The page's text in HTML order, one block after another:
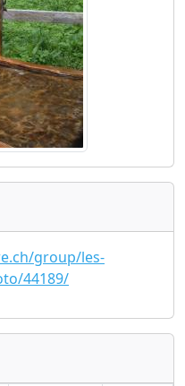
group/les-
44189/